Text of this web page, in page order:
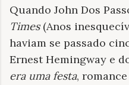
Quando John Dos
Times (Anos
haviam se passado
Ernest Hemingway e
era uma festa,